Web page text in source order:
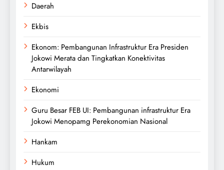
Daerah
Ekbis
Ekonom: Pembangunan Infrastruktur Era Presiden
Jokowi Merata dan Tingkatkan Konektivitas
Antarwilayah
Ekonomi
Guru Besar FEB UI: Pembangunan infrastruktur Era
Jokowi Menopamg Perekonomian Nasional
Hankam
Hukum